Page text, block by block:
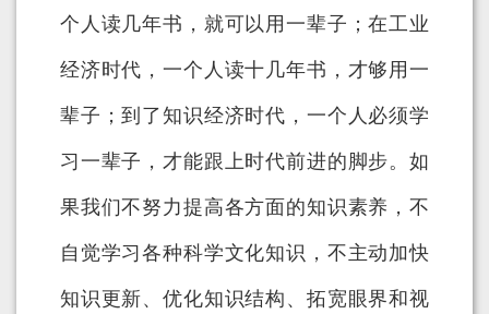
个人读几年书，就可以用一辈子；在工业
经济时代，一个人读十几年书，才够用一
辈子；到了知识经济时代，一个人必须学
习一辈子，才能跟上时代前进的脚步。如
果我们不努力提高各方面的知识素养，不
自觉学习各种科学文化知识，不主动加快
知识更新、优化知识结构、拓宽眼界和视